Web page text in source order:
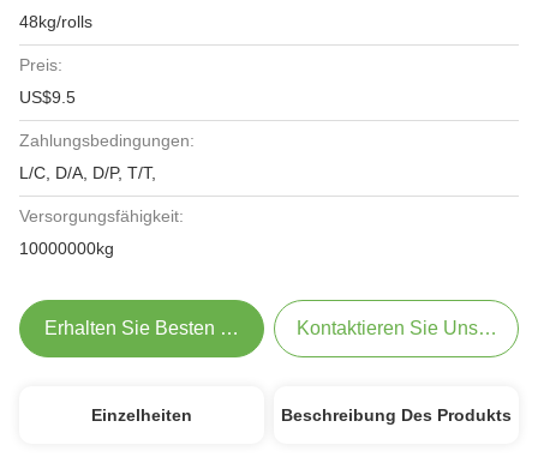
48kg/rolls
Preis:
US$9.5
Zahlungsbedingungen:
L/C, D/A, D/P, T/T,
Versorgungsfähigkeit:
10000000kg
Erhalten Sie Besten Preis Kontaktieren Sie Uns Jetzt
Einzelheiten Beschreibung Des Produkts